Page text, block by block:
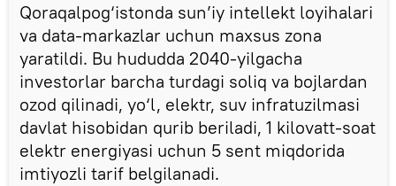
Qoraqalpog‘istonda sun’iy intellekt loyihalari
va data-markazlar uchun maxsus zona
yaratildi. Bu hududda 2040-yilgacha
investorlar barcha turdagi soliq va bojlardan
ozod qilinadi, yo‘l, elektr, suv infratuzilmasi
davlat hisobidan qurib beriladi, 1 kilovatt-soat
elektr energiyasi uchun 5 sent miqdorida
imtiyozli tarif belgilanadi.